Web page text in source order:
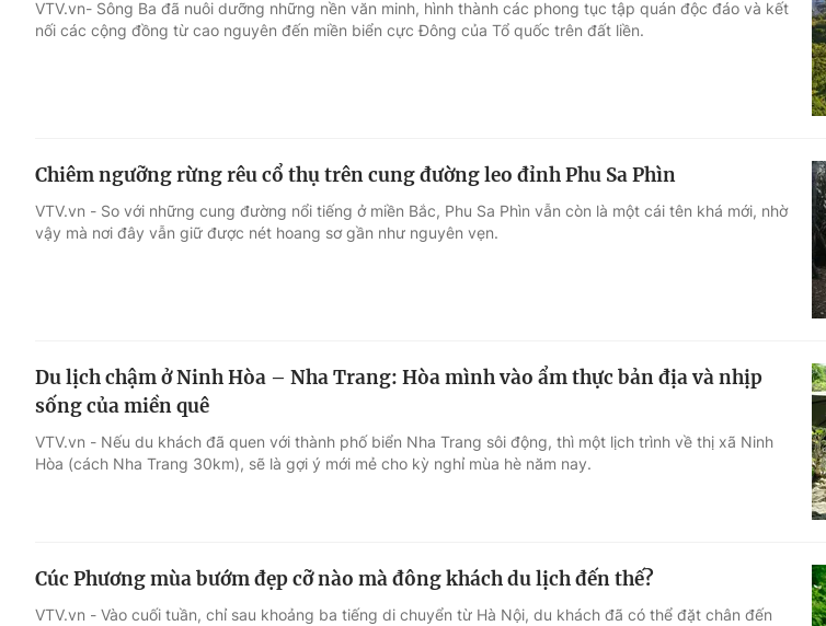
VTV.vn- Sông Ba đã nuôi dưỡng những nền văn minh, hình thành các phong tục tập quán độc đáo và kết
nối các cộng đồng từ cao nguyên đến miền biển cực Đông của Tổ quốc trên đất liền.
Chiêm ngưỡng rừng rêu cổ thụ trên cung đường leo đỉnh Phu Sa Phìn
VTV.vn - So với những cung đường nổi tiếng ở miền Bắc, Phu Sa Phìn vẫn còn là một cái tên khá mới, nhờ
vậy mà nơi đây vẫn giữ được nét hoang sơ gần như nguyên vẹn.
Du lịch chậm ở Ninh Hòa – Nha Trang: Hòa mình vào ẩm thực bản địa và nhịp
sống của miền quê
VTV.vn - Nếu du khách đã quen với thành phố biển Nha Trang sôi động, thì một lịch trình về thị xã Ninh
Hòa (cách Nha Trang 30km), sẽ là gợi ý mới mẻ cho kỳ nghỉ mùa hè năm nay.
Cúc Phương mùa bướm đẹp cỡ nào mà đông khách du lịch đến thế?
VTV.vn - Vào cuối tuần, chỉ sau khoảng ba tiếng di chuyển từ Hà Nội, du khách đã có thể đặt chân đến